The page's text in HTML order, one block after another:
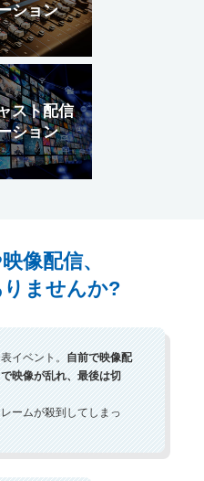
ション
スト配信
ション
像配信、
ませんか?
イベント。
自前で映像配
映像が乱れ、最後は切
ームが殺到してしまっ